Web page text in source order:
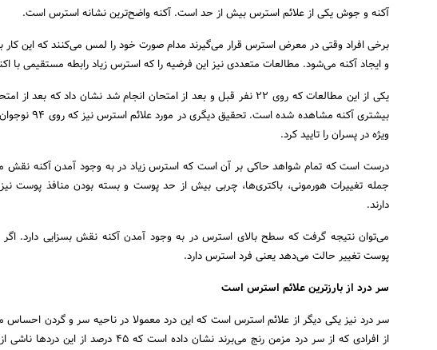
آکنه و جوش یکی از علائم استرس بیش از حد است. آکنه واضح‌ترین نشانه استرس است.
برخی افراد وقتی در معرض استرس قرار می‌گیرند مدام صورت خود را لمس می‌کنند که این کار
و ایجاد آکنه می‌شود. مطالعات متعددی نیز این فرضیه را که استرس زیاد رابطه مستقیمی با اکنه
یکی از این مطالعات که روی ۲۲ نفر قبل و بعد از امتحان انجام شد نشان داد که
بیشتری آکنه مشاهده
ویژه در پسران را تایید کرد.
درست است که تمام شواهد حاکی بر آن است که استرس زیاد در به وجود آمدن آکنه نقش
جمله تغییرات هورمونی، باکتری‌ها، چربی بیش از حد پوست و بسته بودن منافذ پوست نیز
دارند.
می‌توان نتیجه گرفت که سطح بالای استرس در به وجود آمدن آکنه نقش بسزایی دارد.
پوست تغییر حالت می‌دهد یعنی فرد استرس دارد.
سر درد از بارزترین علائم استرس است
از افرادی که از سر درد مزمن رنج می‌برند نشان داده